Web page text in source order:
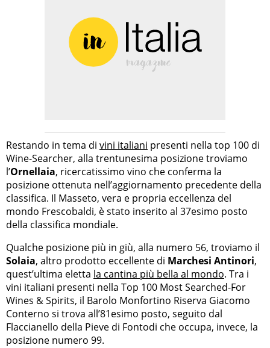
Restando in tema di vini italiani presenti nella top 100 di
Wine-Searcher, alla trentunesima posizione troviamo
l’Ornellaia, ricercatissimo vino che conferma la
posizione ottenuta nell’aggiornamento precedente della
classifica. Il Masseto, vera e propria eccellenza del
mondo Frescobaldi, è stato inserito al 37esimo posto
della classifica mondiale.
Qualche posizione più in giù, alla numero 56, troviamo il
Solaia, altro prodotto eccellente di Marchesi Antinori,
quest’ultima eletta la cantina più bella al mondo. Tra i
vini italiani presenti nella Top 100 Most Searched-For
Wines & Spirits, il Barolo Monfortino Riserva Giacomo
Conterno si trova all’81esimo posto, seguito dal
Flaccianello della Pieve di Fontodi che occupa, invece, la
posizione numero 99.